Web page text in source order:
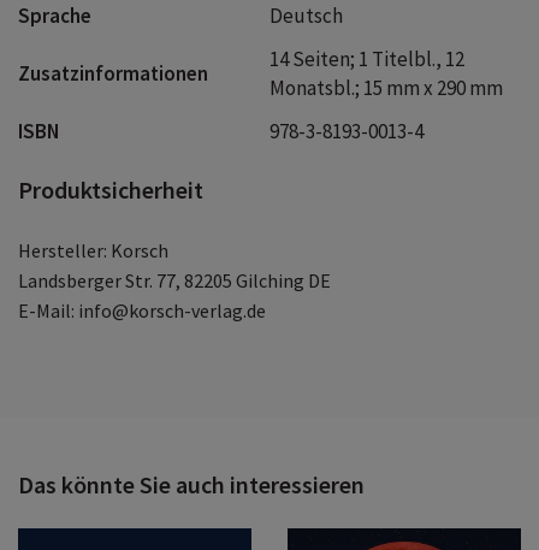
Sprache Deutsch
Zusatzinformationen
14 Seiten; 1 Titelbl., 12
Monatsbl.; 15 mm x 290 mm
ISBN
978-3-8193-0013-4
Produktsicherheit
Hersteller: Korsch
Landsberger Str. 77, 82205 Gilching DE
E-Mail: info@korsch-verlag.de
Das könnte Sie auch interessieren